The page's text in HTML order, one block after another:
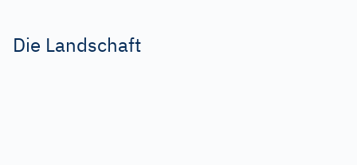
Die Landschaft